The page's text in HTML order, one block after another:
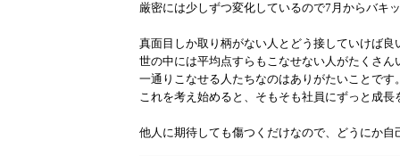
厳密には少しずつ変化しているので7月からバキ
真面目しか取り柄がない人とどう接していけば
世の中には平均点すらもこなせない人がたくさ
一通りこなせる人たちなのはありがたいことで
これを考え始めると、そもそも社員にずっと成
他人に期待しても傷つくだけなので、どうにか